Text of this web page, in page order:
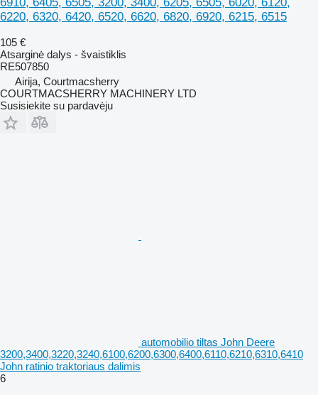
6220, 6320, 6420, 6520, 6620, 6820, 6920, 6215, 6515
105 €
Atsarginė dalys - švaistiklis
RE507850
Airija, Courtmacsherry
COURTMACSHERRY MACHINERY LTD
Susisiekite su pardavėju
automobilio tiltas John Deere
3200,3400,3220,3240,6100,6200,6300,6400,6110,6210,6310,6410
John ratinio traktoriaus dalimis
6